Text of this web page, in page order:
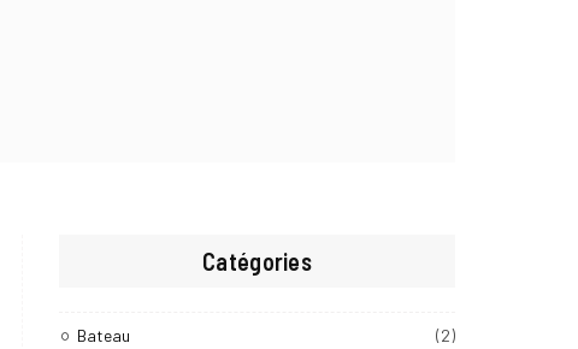
Catégories
Bateau (2)